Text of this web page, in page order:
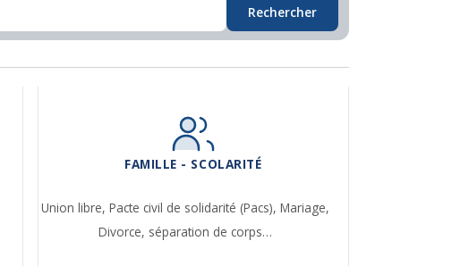
Rechercher
FAMILLE - SCOLARITÉ
Union libre, Pacte civil de solidarité (Pacs), Mariage,
Divorce, séparation de corps…